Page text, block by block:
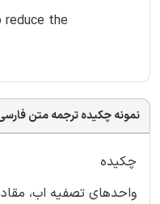
the
نمونه چکیده ترجمه متن
چکیده
واحدهای تصفیه اب،